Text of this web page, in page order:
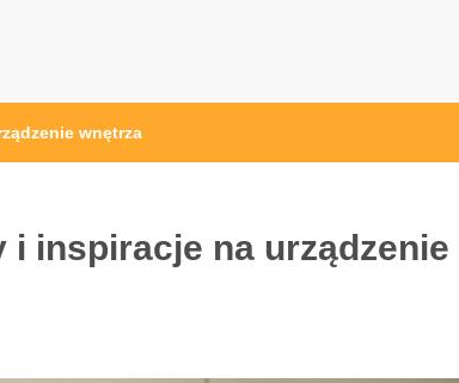
wnętrza
i inspiracje na urządzenie